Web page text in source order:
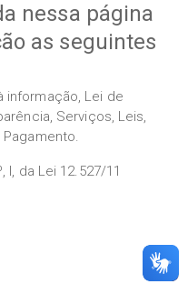
nessa página
as seguintes
informação, Lei de
Serviços, Leis,
I, da Lei 12.527/11